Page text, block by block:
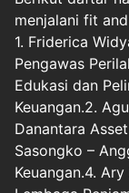
menjalani fit
1. Friderica
Pengawas
Edukasi dan
Keuangan.2.
Danantara
Sasongko –
Keuangan.4.